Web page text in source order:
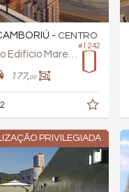
#1.242
- CENTRO
177,00
PRIVILEGIADA